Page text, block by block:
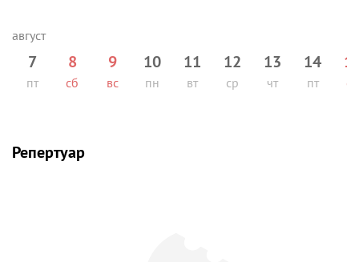
7
пт
8
сб
9
вс
10
пн
11
вт
12
ср
13
чт
14
пт сб
Репертуар